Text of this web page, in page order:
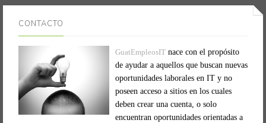
CONTACTO
GuatEmpleosIT nace con el propósito
de ayudar a aquellos que buscan nuevas
oportunidades laborales en IT y no
poseen acceso a sitios en los cuales
deben crear una cuenta, o solo
encuentran oportunidades orientadas a